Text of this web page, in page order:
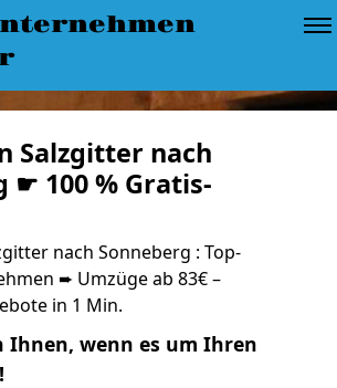
Salzgitter nach
☛ 100 % Gratis-
nach Sonneberg : Top-
➨ Umzüge ab 83€ –
in 1 Min.
Ihnen, wenn es um Ihren